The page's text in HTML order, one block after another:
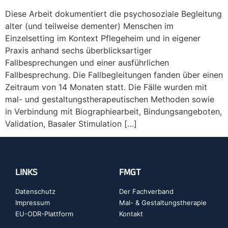
Diese Arbeit dokumentiert die psychosoziale Begleitung
alter (und teilweise dementer) Menschen im
Einzelsetting im Kontext Pflegeheim und in eigener
Praxis anhand sechs überblicksartiger
Fallbesprechungen und einer ausführlichen
Fallbesprechung. Die Fallbegleitungen fanden über einen
Zeitraum von 14 Monaten statt. Die Fälle wurden mit
mal- und gestaltungstherapeutischen Methoden sowie
in Verbindung mit Biographiearbeit, Bindungsangeboten,
Validation, Basaler Stimulation […]
LINKS
Datenschutz
Impressum
EU-ODR-Plattform
FMGT
Der Fachverband
Mal- & Gestaltungstherapie
Kontakt